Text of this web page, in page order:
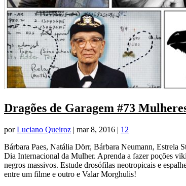
Dragões de Garagem #73
porLuciano Queiroz | mar 8, 2016 | 12
Bárbara Paes, Natália Dörr, Bárbara Neumann, Estrela
Dia Internacional da Mulher. Aprenda a fazer poções
negros massivos. Estude drosófilas neotropicais e
entre um filme e outro e Valar Morghulis!